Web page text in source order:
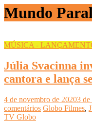
Mundo
MÚSICA -
Júlia Svacinna
cantora e lança
4 de novembro de 20203 de
comentários Globo Filmes,
TV Globo